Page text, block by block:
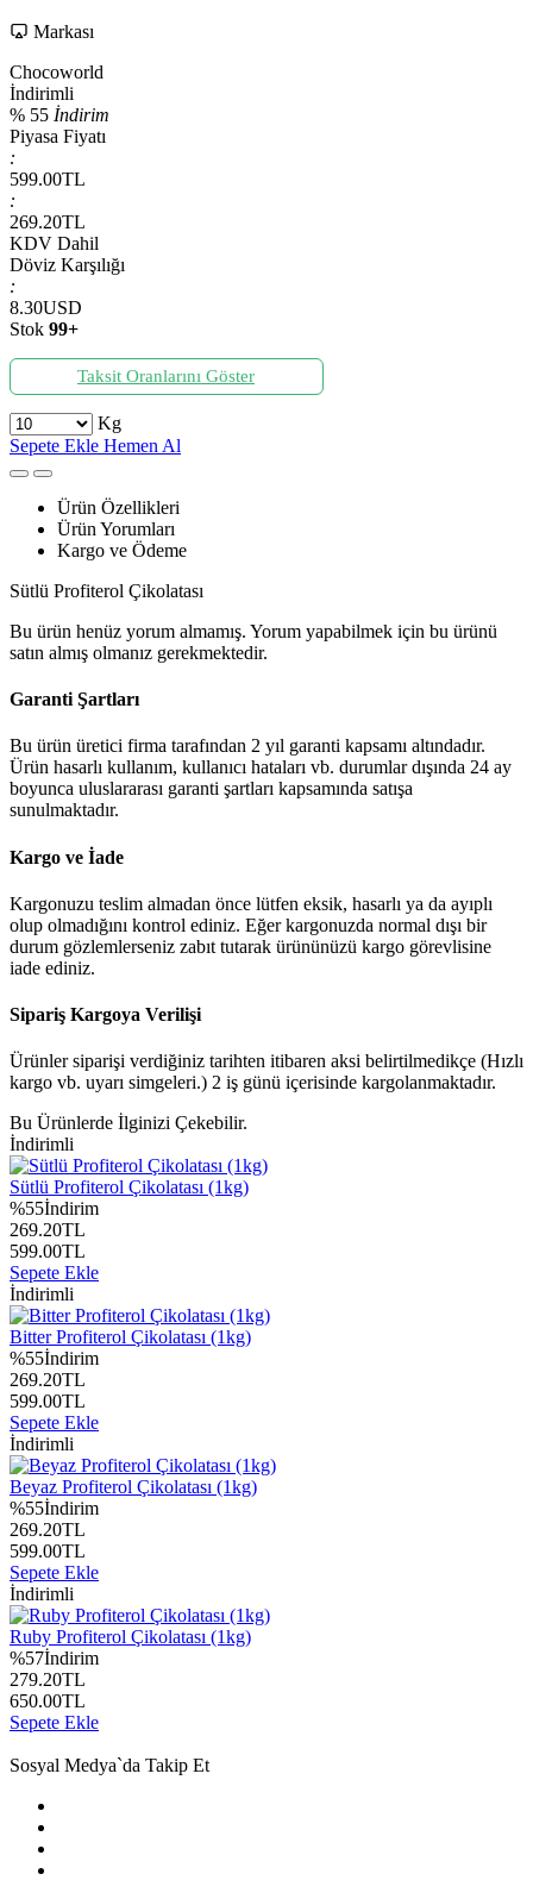
Markası
Chocoworld
İndirimli
% 55 İndirim
Piyasa Fiyatı
:
599.00TL
:
269.20TL
KDV Dahil
Döviz Karşılığı
:
8.30USD
Stok 99+
Taksit Oranlarını Göster
Kg
Sepete Ekle Hemen Al
Ürün Özellikleri
Ürün Yorumları
Kargo ve Ödeme
Sütlü Profiterol Çikolatası
Bu ürün henüz yorum almamış. Yorum yapabilmek için bu ürünü
satın almış olmanız gerekmektedir.
Garanti Şartları
Bu ürün üretici firma tarafından 2 yıl garanti kapsamı altındadır.
Ürün hasarlı kullanım, kullanıcı hataları vb. durumlar dışında 24 ay
boyunca uluslararası garanti şartları kapsamında satışa
sunulmaktadır.
Kargo ve İade
Kargonuzu teslim almadan önce lütfen eksik, hasarlı ya da ayıplı
olup olmadığını kontrol ediniz. Eğer kargonuzda normal dışı bir
durum gözlemlerseniz zabıt tutarak ürününüzü kargo görevlisine
iade ediniz.
Sipariş Kargoya Verilişi
Ürünler siparişi verdiğiniz tarihten itibaren aksi belirtilmedikçe (Hızlı
kargo vb. uyarı simgeleri.) 2 iş günü içerisinde kargolanmaktadır.
Bu Ürünlerde İlginizi Çekebilir.
İndirimli
Sütlü Profiterol Çikolatası (1kg)
%55İndirim
269.20TL
599.00TL
Sepete Ekle
İndirimli
Bitter Profiterol Çikolatası (1kg)
%55İndirim
269.20TL
599.00TL
Sepete Ekle
İndirimli
Beyaz Profiterol Çikolatası (1kg)
%55İndirim
269.20TL
599.00TL
Sepete Ekle
İndirimli
Ruby Profiterol Çikolatası (1kg)
%57İndirim
279.20TL
650.00TL
Sepete Ekle
Sosyal Medya`da Takip Et